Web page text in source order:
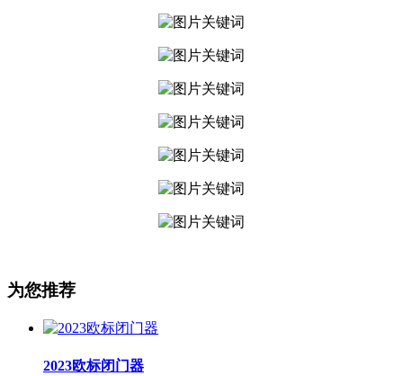
为您推荐
2023欧标闭门器